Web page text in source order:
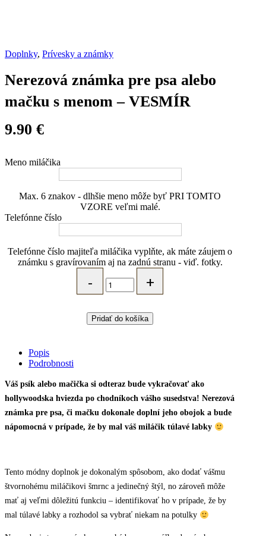
Doplnky, Prívesky a známky
Nerezová známka pre psa alebo
mačku s menom – VESMÍR
9.90 €
Meno miláčika
Max. 6 znakov - dlhšie meno môže byť PRI TOMTO
VZORE veľmi malé.
Telefónne číslo
Telefónne číslo majiteľa miláčika vyplňte, ak máte záujem o
známku s gravírovaním aj na zadnú stranu - viď. fotky.
známka
pre
alebo
mačku
quantity
Pridať do košíka
Popis
Podrobnosti
Váš psík alebo mačička si odteraz bude vykračovať ako
hollywoodska hviezda po chodníkoch vášho susedstva! Nerezová
známka pre psa, či mačku dokonale doplní jeho obojok a bude
nápomocná v prípade, že by mal váš miláčik túlavé labky
Tento módny doplnok je dokonalým spôsobom, ako dodať vášmu
štvornohému miláčikovi šmrnc a jedinečný štýl, no zároveň môže
mať aj veľmi dôležitú funkciu – identifikovať ho v prípade, že by
mal túlavé labky a rozhodol sa vybrať niekam na potulky